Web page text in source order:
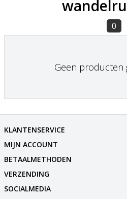
0
Geen producten
KLANTENSERVICE
MIJN ACCOUNT
BETAALMETHODEN
VERZENDING
SOCIALMEDIA